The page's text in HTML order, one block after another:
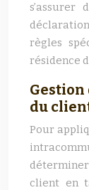
règles
résidence
Gestion
du
Pour
client en